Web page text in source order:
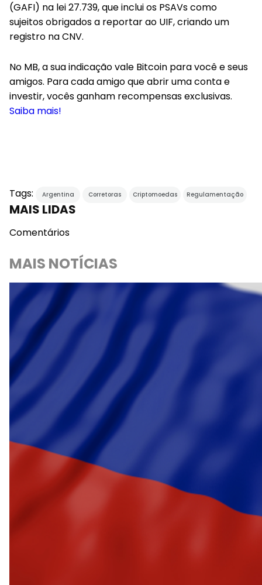
(GAFI) na lei 27.739, que inclui os PSAVs como
sujeitos obrigados a reportar ao UIF, criando um
registro na CNV.
No MB, a sua indicação vale Bitcoin para você e seus
amigos. Para cada amigo que abrir uma conta e
investir, vocês ganham recompensas exclusivas.
Saiba mais!
Tags: Argentina Corretoras Criptomoedas Regulamentação
MAIS LIDAS
Comentários
MAIS NOTÍCIAS